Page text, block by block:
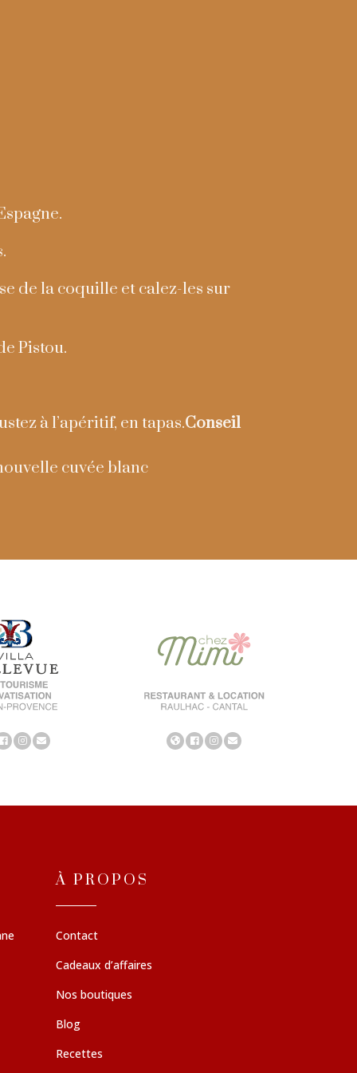
de la coquille et calez-les sur
Pistou.
à l’apéritif, en tapas.Conseil
cuvée blanc
À PROPOS
Contact
Cadeaux d’affaires
Nos boutiques
Blog
Recettes